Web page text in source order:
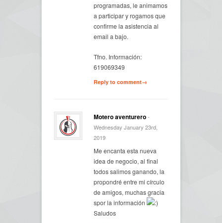
programadas, le animamos
a participar y rogamos que
confirme la asistencia al
email a bajo.
Tfno. Información:
619069349
Reply to comment→
Motero aventurero-
Wednesday January 23rd,
2019
Me encanta esta nueva
idea de negocio, al final
todos salimos ganando, la
propondré entre mi círculo
de amigos, muchas gracia
spor la información
Saludos